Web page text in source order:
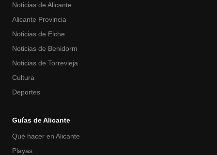
Noticias de Alicante
Alicante Provincia
Noticias de Elche
Noticias de Benidorm
Noticias de Torrevieja
Cultura
Deportes
Guías de Alicante
Qué hacer en Alicante
Playas